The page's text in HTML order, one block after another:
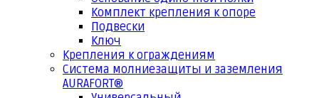
Комплект крепления к опоре
Подвески
Ключ
Крепления к ограждениям
Система молниезащиты и заземления
AURAFORT®